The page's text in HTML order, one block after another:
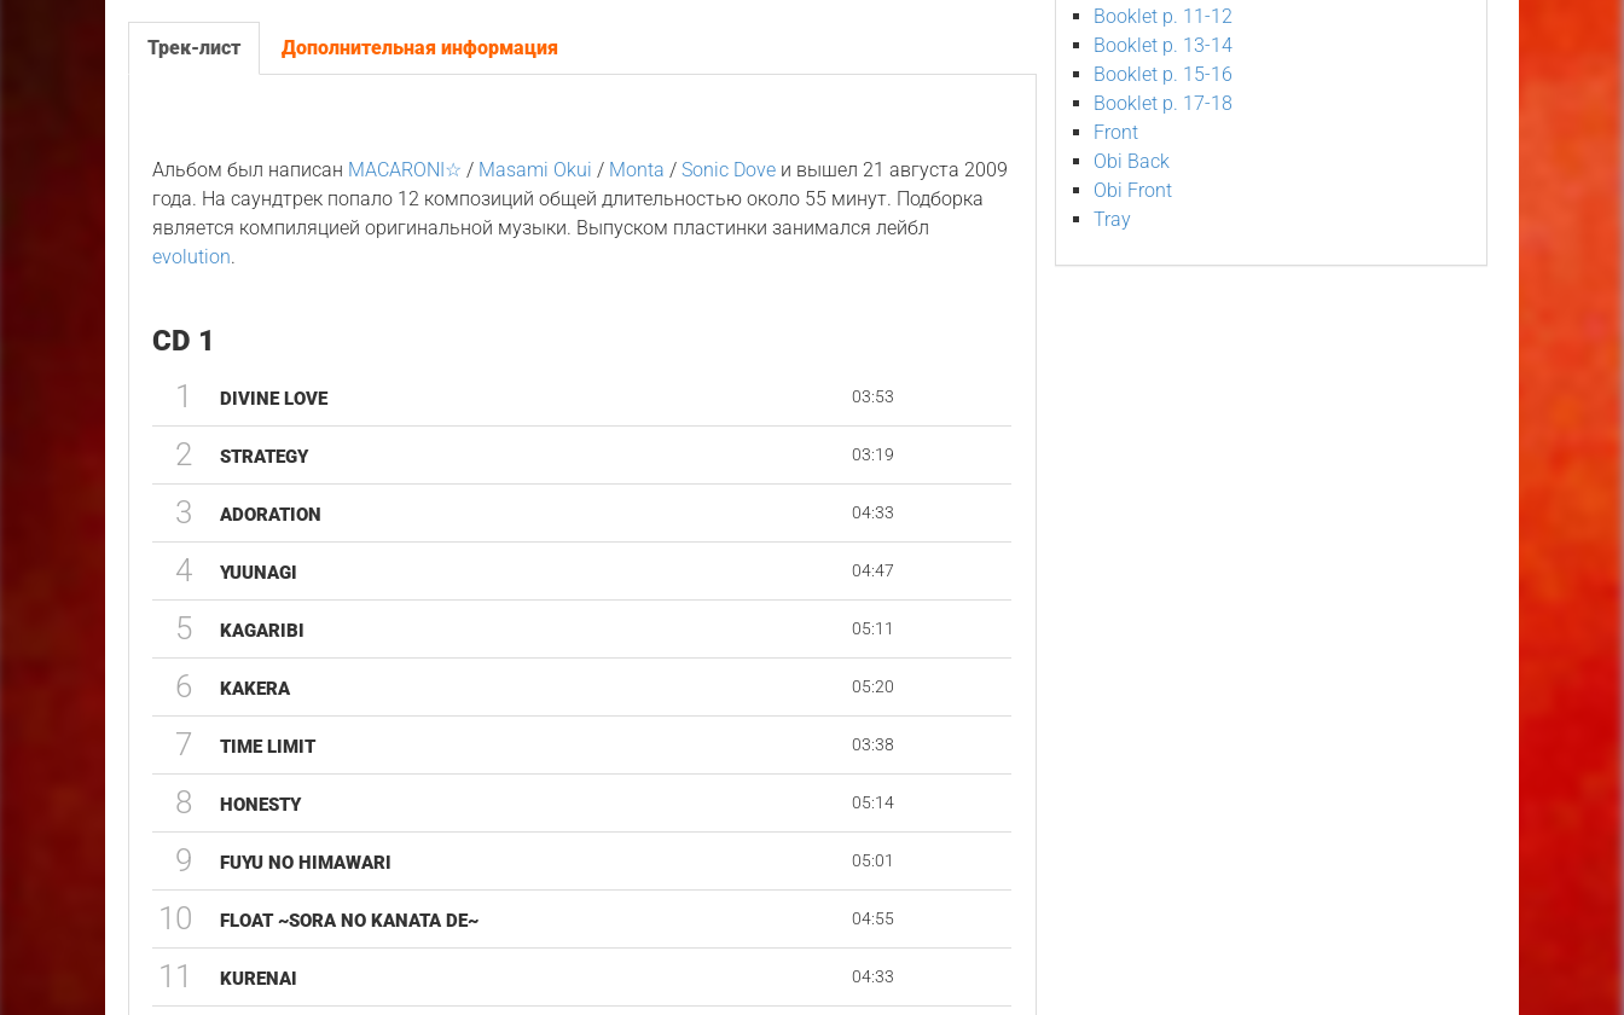
Трек-лист Дополнительная информация
Альбом был написан MACARONI☆ / Masami Okui / Monta /Sonic Dove и вышел 21 августа 2009
года. На саундтрек попало 12 композиций общей длительностью около 55 минут. Подборка
является компиляцией оригинальной музыки. Выпуском пластинки занимался лейбл
evolution.
CD 1
1 DIVINE LOVE 03:53
2 STRATEGY 03:19
3 ADORATION 04:33
4 YUUNAGI 04:47
5 KAGARIBI 05:11
6 KAKERA 05:20
7 TIME LIMIT 03:38
8 HONESTY 05:14
9 FUYU NO HIMAWARI 05:01
10 FLOAT ~SORA NO KANATA DE~ 04:55
11 KURENAI 04:33
Booklet p. 11-12
Booklet p. 13-14
Booklet p. 15-16
Booklet p. 17-18
Front
Obi Back
Obi Front
Tray